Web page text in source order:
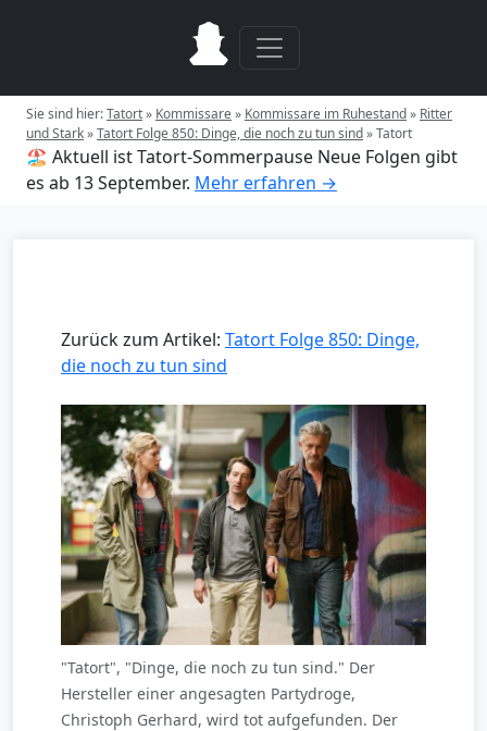
Sie sind hier:Tatort» Kommissare» Kommissare im Ruhestand» Ritter
und Stark»Tatort Folge 850: Dinge, die noch zu tun sind»Tatort
🏖️ Aktuell ist Tatort-Sommerpause Neue Folgen gibt
es ab 13 September. Mehr erfahren →
Zurück zum Artikel: Tatort Folge 850: Dinge,
die noch zu tun sind
"Tatort", "Dinge, die noch zu tun sind." Der
Hersteller einer angesagten Partydroge,
Christoph Gerhard, wird tot aufgefunden. Der